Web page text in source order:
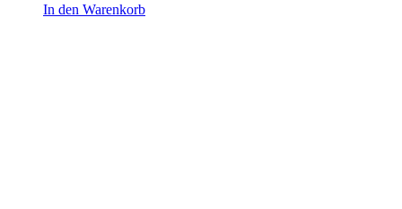
In den Warenkorb